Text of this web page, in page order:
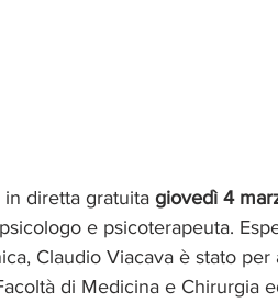
diretta gratuita giovedì 4
e psicoterapeuta.
Claudio Viacava è stato
di Medicina e Chirurgia